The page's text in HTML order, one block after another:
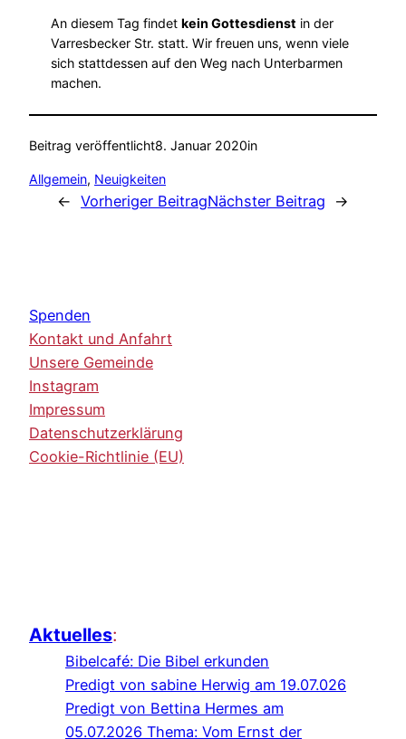
An diesem Tag findet kein Gottesdienst in der
Varresbecker Str. statt. Wir freuen uns, wenn viele
sich stattdessen auf den Weg nach Unterbarmen
machen.
Beitrag veröffentlicht8. Januar 2020in
Allgemein, Neuigkeiten
← Vorheriger BeitragNächster Beitrag →
Spenden
Kontakt und Anfahrt
Unsere Gemeinde
Instagram
Impressum
Datenschutzerklärung
Cookie-Richtlinie (EU)
Aktuelles:
Bibelcafé: Die Bibel erkunden
Predigt von sabine Herwig am 19.07.026
Predigt von Bettina Hermes am
05.07.2026 Thema: Vom Ernst der